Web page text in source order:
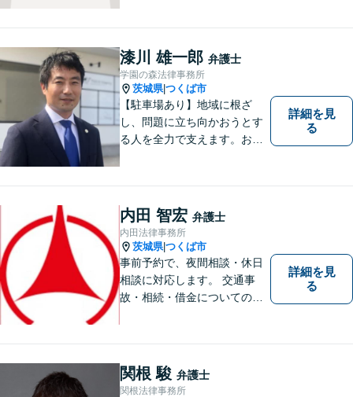
い。皆様にとって最善の対応
策をご提案します。【駐車場
有】【子連れ相談歓迎】
漆川 雄一郎 弁護士
学園の森法律事務所
茨城県|つくば市
【駐車場あり】地域に根ざ
し、問題に立ち向かおうとす
る人を全力で支えます。お困
詳細を見
る
内田 智宏 弁護士
内田法律事務所
茨城県|つくば市
事前予約で、夜間相談・休日
相談に対応します。 交通事
故・相続・借金についてのご
い。
詳細を見
る
関根 駿 弁護士
関根法律事務所